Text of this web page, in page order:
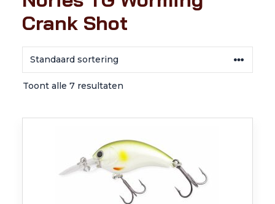
Crank Shot
Toont alle 7 resultaten